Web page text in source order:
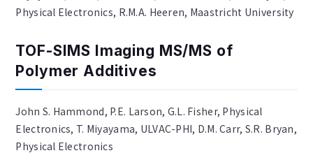
Physical Electronics, R.M.A. Heeren, Maastricht University
TOF-SIMS Imaging MS/MS of
Polymer Additives
John S. Hammond, P.E. Larson, G.L. Fisher, Physical
Electronics, T. Miyayama, ULVAC-PHI, D.M. Carr, S.R. Bryan,
Physical Electronics